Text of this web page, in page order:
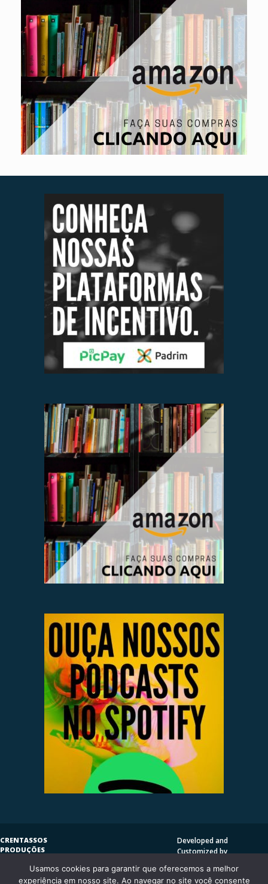
CRENTASSOS
PRODUÇÕES
COPYLEFT©2009
CRENTASSOS
Developed and
Customized by
DESIGN
Usamos cookies para garantir que oferecemos a melhor
experiência em nosso site. Ao navegar no site você consente